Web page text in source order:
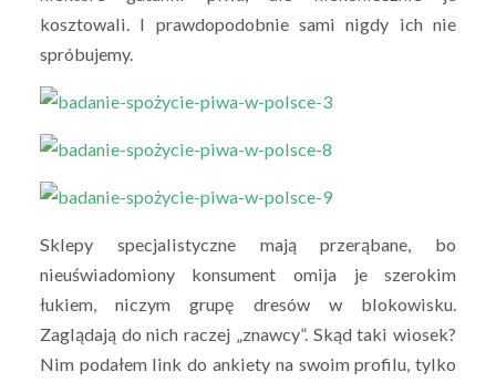
kosztowali. I prawdopodobnie sami nigdy ich nie
spróbujemy.
Sklepy specjalistyczne mają przerąbane, bo
nieuświadomiony konsument omija je szerokim
łukiem, niczym grupę dresów w blokowisku.
Zaglądają do nich raczej „znawcy”. Skąd taki wiosek?
Nim podałem link do ankiety na swoim profilu, tylko